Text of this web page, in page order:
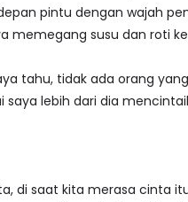
pintu dengan wajah
memegang susu dan roti
tahu, tidak ada orang
saya lebih dari dia
di saat kita merasa cinta